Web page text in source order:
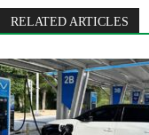
RELATED ARTICLES